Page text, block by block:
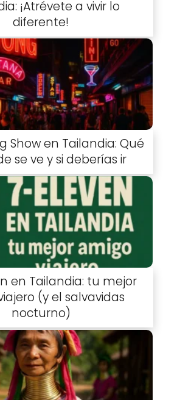
¡Atrévete a vivir lo
diferente!
Show en Tailandia: Qué
se ve y si deberías ir
en Tailandia: tu mejor
(y el salvavidas
nocturno)